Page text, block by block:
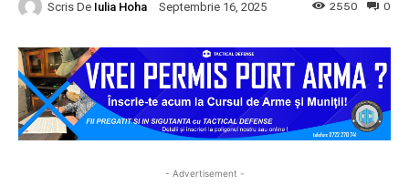
Scris De Iulia Hoha Septembrie 16, 2025 0
2550
- Advertisement -